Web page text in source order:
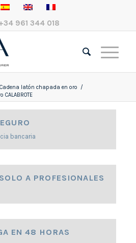
961 344 018
Cadena latón chapada en oro
/
bancaria
A PROFESIONALES
EN 48 HORAS